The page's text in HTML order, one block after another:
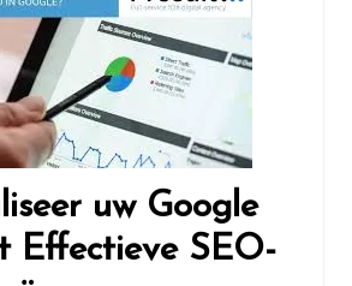
uw Google
Effectieve SEO-